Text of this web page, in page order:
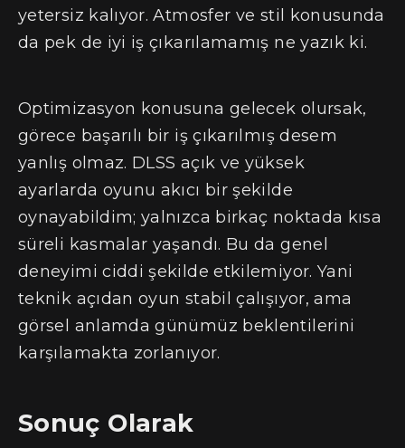
yetersiz kalıyor. Atmosfer ve stil konusunda
da pek de iyi iş çıkarılamamış ne yazık ki.
Optimizasyon konusuna gelecek olursak,
görece başarılı bir iş çıkarılmış desem
yanlış olmaz. DLSS açık ve yüksek
ayarlarda oyunu akıcı bir şekilde
oynayabildim; yalnızca birkaç noktada kısa
süreli kasmalar yaşandı. Bu da genel
deneyimi ciddi şekilde etkilemiyor. Yani
teknik açıdan oyun stabil çalışıyor, ama
görsel anlamda günümüz beklentilerini
karşılamakta zorlanıyor.
Sonuç Olarak